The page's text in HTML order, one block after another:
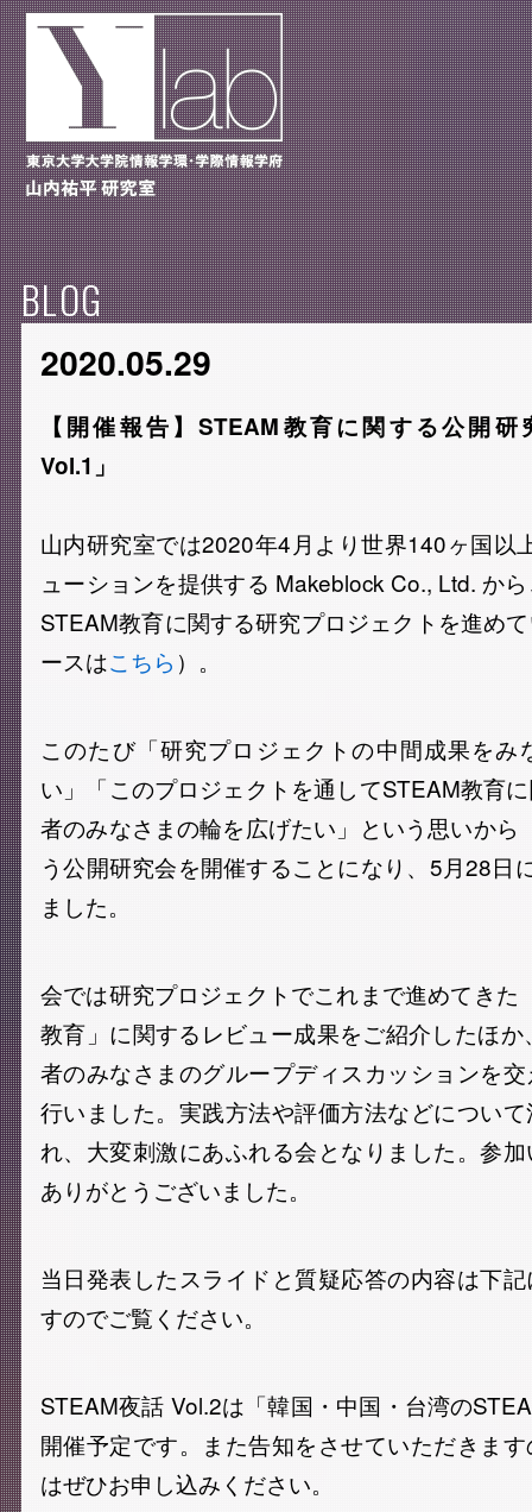
BLOG
2020.05.29
【開催報告】STEAM教育に関する公開研
Vol.1」
山内研究室では2020年4月より世界140ヶ国以
ューションを提供する Makeblock Co., Ltd. か
STEAM教育に関する研究プロジェクトを進め
ースはこちら ）。
このたび「研究プロジェクトの中間成果をみ
い」「このプロジェクトを通してSTEAM教育
者のみなさまの輪を広げたい」という思いから
う公開研究会を開催することになり、5月28日
ました。
会では研究プロジェクトでこれまで進めてきた
教育」に関するレビュー成果をご紹介したほ
者のみなさまのグループディスカッションを
行いました。実践方法や評価方法などについ
れ、大変刺激にあふれる会となりました。参
ありがとうございました。
当日発表したスライドと質疑応答の内容は下
すのでご覧ください。
STEAM夜話 Vol.2は「韓国・中国・台湾の
開催予定です。また告知をさせていただきま
はぜひお申し込みください。